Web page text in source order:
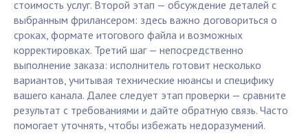
стоимость услуг. Второй этап — обсуждение деталей с
выбранным фрилансером: здесь важно договориться о
сроках, формате итогового файла и возможных
корректировках. Третий шаг — непосредственно
выполнение заказа: исполнитель готовит несколько
вариантов, учитывая технические нюансы и специфику
вашего канала. Далее следует этап проверки — сравните
результат с требованиями и дайте обратную связь. Часто
помогает уточнять, чтобы избежать недоразумений.